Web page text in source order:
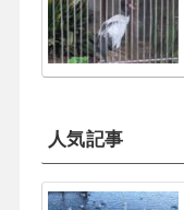
人気記事